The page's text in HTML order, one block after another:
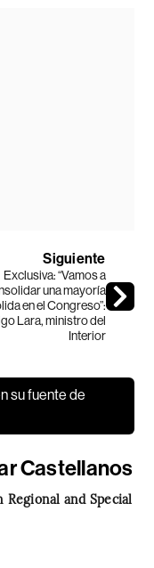
Siguiente
Exclusiva: “Vamos a
una mayoría
en el Congreso”:
Lara, ministro del
Interior
su fuente de
Castellanos
Regional and Special